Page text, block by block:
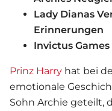
Lady Dianas
Erinnerungen
Invictus
Prinz Harry hat bei
emotionale
Sohn Archie geteilt,